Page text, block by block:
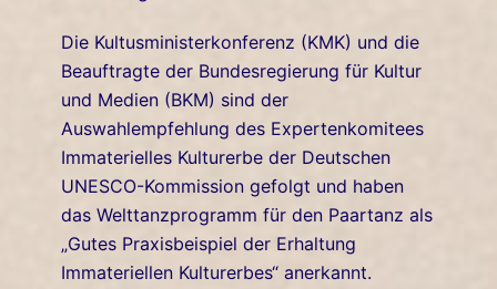
Die Kultusministerkonferenz (KMK) und die
Beauftragte der Bundesregierung für Kultur
und Medien (BKM) sind der
Auswahlempfehlung des Expertenkomitees
Immaterielles Kulturerbe der Deutschen
UNESCO-Kommission gefolgt und haben
das Welttanzprogramm für den Paartanz als
„Gutes Praxisbeispiel der Erhaltung
Immateriellen Kulturerbes“ anerkannt.